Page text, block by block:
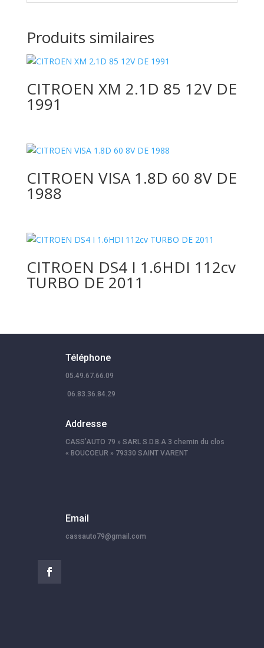
Produits similaires
CITROEN XM 2.1D 85 12V DE
1991
CITROEN VISA 1.8D 60 8V DE
1988
CITROEN DS4 I 1.6HDI 112cv
TURBO DE 2011
Téléphone
05.49.67.66.09
06.83.36.84.29
Addresse
CASS’AUTO 79 » SARL S.D.B.A 3 chemin du clos
« BOUCOEUR » 79330 SAINT VARENT
Email
cassauto79@gmail.com